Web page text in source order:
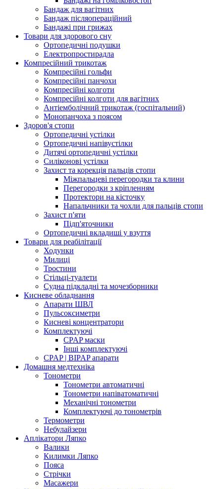
Бандаж для вагітних
Бандаж післяопераційний
Бандажі при грижах
Товари для здорового сну
Ортопедичні подушки
Електропростирадла
Компресійний трикотаж
Компресійні гольфи
Компресійні панчохи
Компресійні колготи
Компресійні колготи для вагітних
Антіемболічний трикотаж (госпітальний)
Монопанчоха з поясом
Здоров'я стопи
Ортопедичні устілки
Ортопедичні напівустілки
Дитячі ортопедичні устілки
Силіконові устілки
Захист та корекція пальців стопи
Міжпальцеві перегородки та клини
Перегородки з кріпленням
Протектори на кісточку
Напальчники та чохли для пальців стопи
Захист п'яти
Підп'яточники
Ортопедичні вкладиші у взуття
Товари для реабілітації
Ходунки
Милиці
Тростини
Стільці-туалети
Судна підкладні та мочезборники
Кисневе обладнання
Апарати ШВЛ
Пульсоксиметри
Кисневі концентратори
Комплектуючі
CPAP маски
Інші комплектуючі
CPAP | BIPAP апарати
Домашня медтехніка
Тонометри
Тонометри автоматичні
Тонометри напіватоматичні
Механічні тонометри
Комплектуючі до тонометрів
Термометри
Небулайзери
Аплікатори Ляпко
Валики
Килимки Ляпко
Пояса
Стрічки
Масажери